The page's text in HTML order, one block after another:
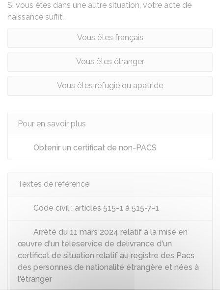
Si vous êtes dans une autre situation, votre acte de
naissance suffit.
Vous êtes français
Vous êtes étranger
Vous êtes réfugié ou apatride
Pour en savoir plus
Obtenir un certificat de non-PACS
Textes de référence
Code civil : articles 515-1 à 515-7-1
Arrêté du 11 mars 2024 relatif à la mise en
œuvre d'un téléservice de délivrance d'un
certificat de situation relatif au registre des Pacs
des personnes de nationalité étrangère et nées à
l'étranger